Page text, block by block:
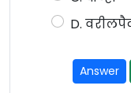
D.
Answer